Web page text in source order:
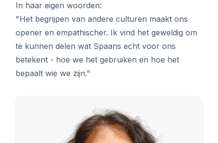
In haar eigen woorden:
"Het begrijpen van andere culturen maakt ons
opener en empathischer. Ik vind het geweldig om
te kunnen delen wat Spaans echt voor ons
betekent - hoe we het gebruiken en hoe het
bepaalt wie we zijn."